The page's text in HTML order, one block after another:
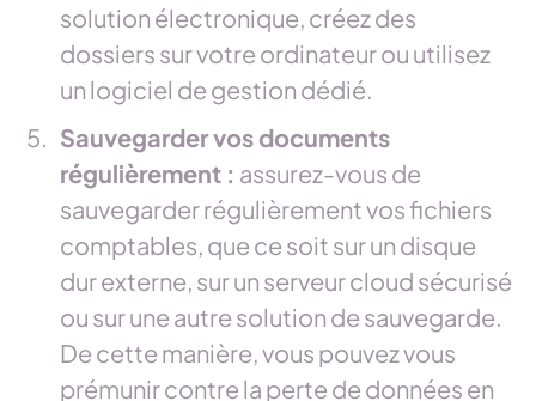
solution électronique, créez des
dossiers sur votre ordinateur ou utilisez
un logiciel de gestion dédié.
Sauvegarder vos documents
régulièrement : assurez-vous de
sauvegarder régulièrement vos fichiers
comptables, que ce soit sur un disque
dur externe, sur un serveur cloud sécurisé
ou sur une autre solution de sauvegarde.
De cette manière, vous pouvez vous
prémunir contre la perte de données en